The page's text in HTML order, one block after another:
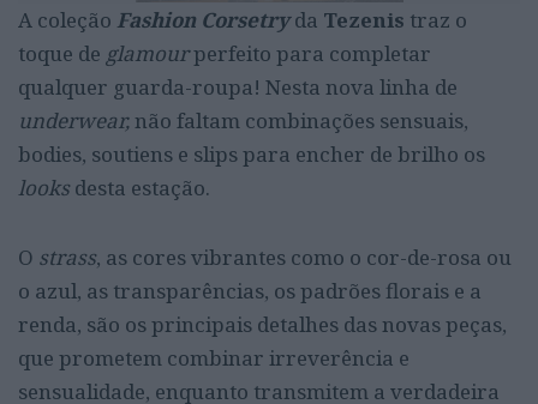
A coleção Fashion Corsetryda Tezenis traz o
toque de glamourperfeito para completar
qualquer guarda-roupa! Nesta nova linha de
underwear,não faltam combinações sensuais,
bodies, soutiens e slips para encher de brilho os
looks desta estação.
O strass, as cores vibrantes como o cor-de-rosa ou
o azul, as transparências, os padrões florais e a
renda, são os principais detalhes das novas peças,
que prometem combinar irreverência e
sensualidade, enquanto transmitem a verdadeira